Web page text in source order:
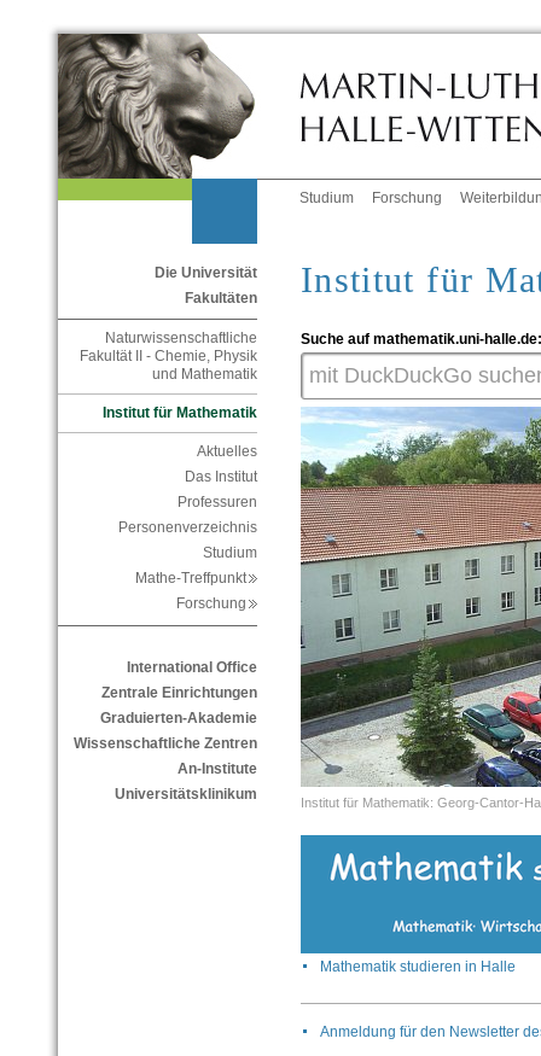
Studium Forschung
Die Universität
Fakultäten
Naturwissenschaftliche
Fakultät II - Chemie, Physik
und Mathematik
Institut für Mathematik
Aktuelles
Das Institut
Professuren
Personenverzeichnis
Studium
Mathe-Treffpunkt
Forschung
International Office
Zentrale Einrichtungen
Graduierten-Akademie
Wissenschaftliche Zentren
An-Institute
Universitätsklinikum
Institut für
Suche auf mathematik.uni-halle.de:
Institut für Mathematik: Georg-Cantor-
Mathematik studieren in Halle
Anmeldung für den Newsletter